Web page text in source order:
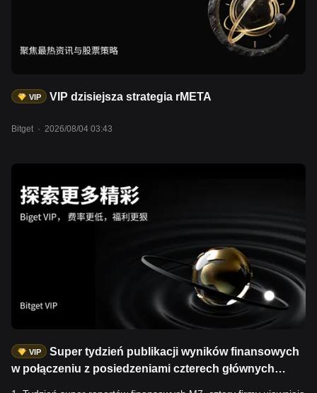
VIP VIP dzisiejsza strategia rMETA
Bitget · 2026/08/04 03:43
VIP
Super tydzień publikacji wyników finansowych
w połączeniu z posiedzeniami czterech głównych